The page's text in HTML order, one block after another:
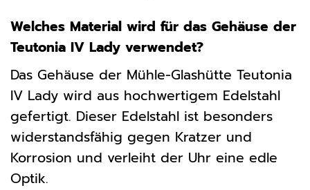
Welches Material wird für das Gehäuse der
Teutonia IV Lady verwendet?
Das Gehäuse der Mühle-Glashütte Teutonia
IV Lady wird aus hochwertigem Edelstahl
gefertigt. Dieser Edelstahl ist besonders
widerstandsfähig gegen Kratzer und
Korrosion und verleiht der Uhr eine edle
Optik.